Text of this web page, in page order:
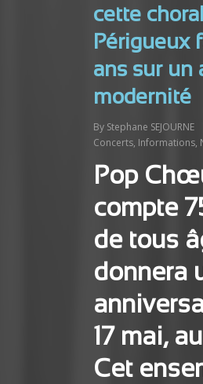
cette
Périgueux
ans sur un
modernité
By Stephane SEJOURNE
Concerts, Informations,
Pop
compte
de tous
donnera
17 mai,
Cet